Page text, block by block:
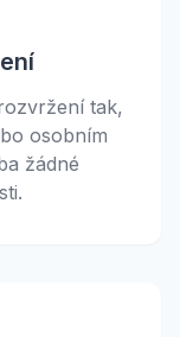
tak,
osobním
žádné